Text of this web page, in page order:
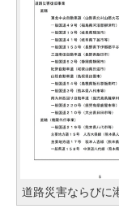
道路災害ならびに